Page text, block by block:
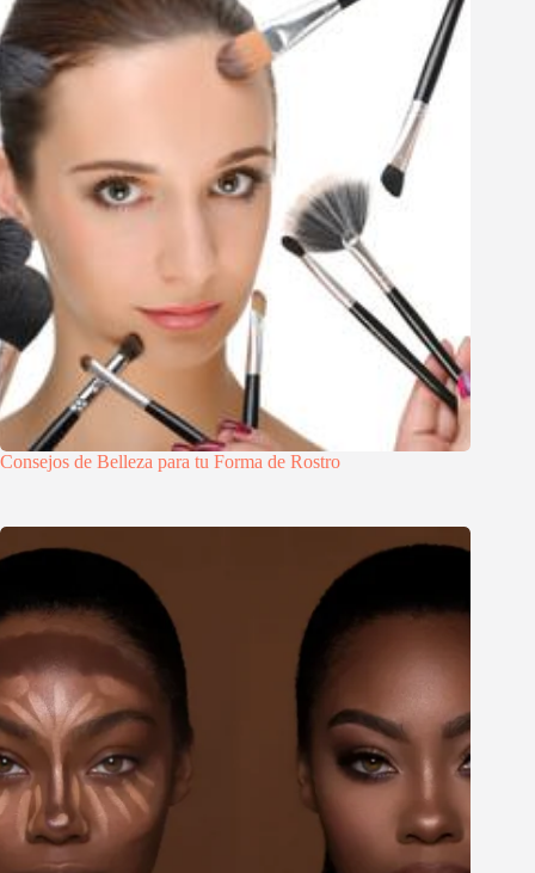
Consejos de Belleza para tu Forma de Rostro